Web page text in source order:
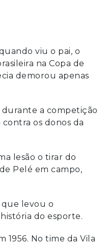
viu o pai, o
na Copa de
demorou apenas
a competição
os donos da
lesão o tirar do
Pelé em campo,
que levou o
do esporte.
1956. No time da Vila